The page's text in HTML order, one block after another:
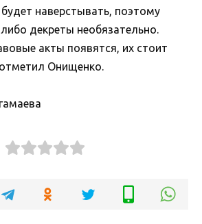
наверстывать, поэтому
декреты необязательно.
акты появятся, их стоит
Онищенко.